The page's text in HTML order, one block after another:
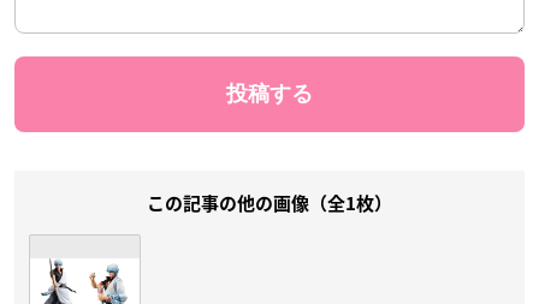
この記事の他の画像（全1枚）